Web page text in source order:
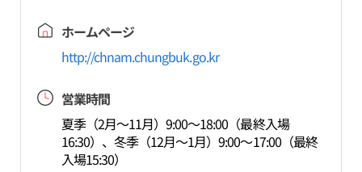
ホームページ
http://chnam.chungbuk.go.kr
営業時間
夏季（2月～11月）9:00～18:00（最終入場
16:30）、冬季（12月～1月）9:00～17:00（最終
入場15:30）